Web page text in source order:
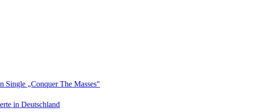
„Conquer The Masses"
in Deutschland